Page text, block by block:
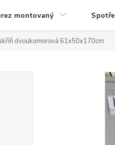
montovaný
dvoukomorová 61x50x170cm